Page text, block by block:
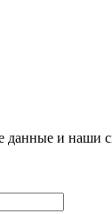
данные и наши